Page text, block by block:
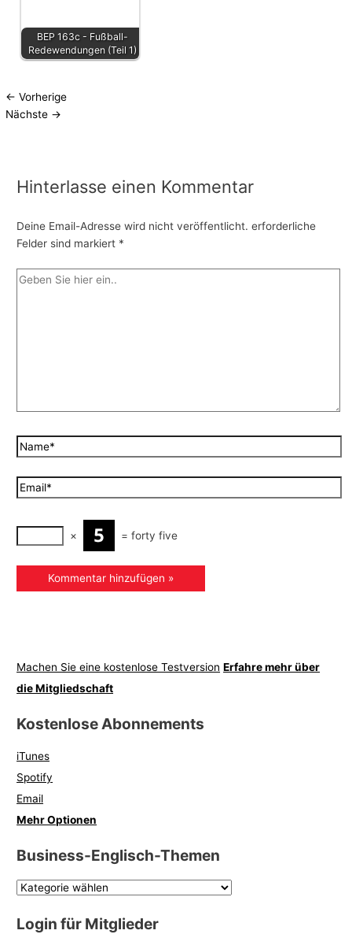
BEP 163c - Fußball-
Redewendungen (Teil 1)
← Vorherige
Nächste →
Hinterlasse einen Kommentar
Deine Email-Adresse wird nicht veröffentlicht. erforderliche
Felder sind markiert *
× = forty five
Machen Sie eine kostenlose Testversion Erfahre mehr über
die Mitgliedschaft
Kostenlose Abonnements
iTunes
Spotify
Email
Mehr Optionen
Business-Englisch-Themen
Login für Mitglieder